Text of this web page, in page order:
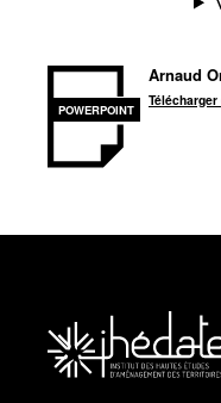
POWERPOINT
Arnaud
Télécharger